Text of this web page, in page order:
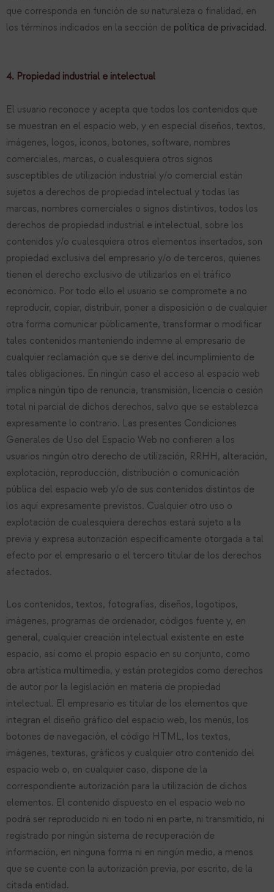
que corresponda en función de su naturaleza o finalidad, en
los términos indicados en la sección de política de privacidad.
4. Propiedad industrial e intelectual
El usuario reconoce y acepta que todos los contenidos que
se muestran en el espacio web, y en especial diseños, textos,
imágenes, logos, iconos, botones, software, nombres
comerciales, marcas, o cualesquiera otros signos
susceptibles de utilización industrial y/o comercial están
sujetos a derechos de propiedad intelectual y todas las
marcas, nombres comerciales o signos distintivos, todos los
derechos de propiedad industrial e intelectual, sobre los
contenidos y/o cualesquiera otros elementos insertados, son
propiedad exclusiva del empresario y/o de terceros, quienes
tienen el derecho exclusivo de utilizarlos en el tráfico
económico. Por todo ello el usuario se compromete a no
reproducir, copiar, distribuir, poner a disposición o de cualquier
otra forma comunicar públicamente, transformar o modificar
tales contenidos manteniendo indemne al empresario de
cualquier reclamación que se derive del incumplimiento de
tales obligaciones. En ningún caso el acceso al espacio web
implica ningún tipo de renuncia, transmisión, licencia o cesión
total ni parcial de dichos derechos, salvo que se establezca
expresamente lo contrario. Las presentes Condiciones
Generales de Uso del Espacio Web no confieren a los
usuarios ningún otro derecho de utilización, RRHH, alteración,
explotación, reproducción, distribución o comunicación
pública del espacio web y/o de sus contenidos distintos de
los aquí expresamente previstos. Cualquier otro uso o
explotación de cualesquiera derechos estará sujeto a la
previa y expresa autorización específicamente otorgada a tal
efecto por el empresario o el tercero titular de los derechos
afectados.
Los contenidos, textos, fotografías, diseños, logotipos,
imágenes, programas de ordenador, códigos fuente y, en
general, cualquier creación intelectual existente en este
espacio, así como el propio espacio en su conjunto, como
obra artística multimedia, y están protegidos como derechos
de autor por la legislación en materia de propiedad
intelectual. El empresario es titular de los elementos que
integran el diseño gráfico del espacio web, los menús, los
botones de navegación, el código HTML, los textos,
imágenes, texturas, gráficos y cualquier otro contenido del
espacio web o, en cualquier caso, dispone de la
correspondiente autorización para la utilización de dichos
elementos. El contenido dispuesto en el espacio web no
podrá ser reproducido ni en todo ni en parte, ni transmitido, ni
registrado por ningún sistema de recuperación de
información, en ninguna forma ni en ningún medio, a menos
que se cuente con la autorización previa, por escrito, de la
citada entidad.